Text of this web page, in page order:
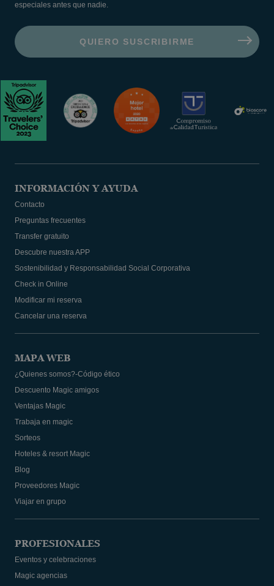
especiales antes que nadie.
INFORMACIÓN Y AYUDA
Contacto
Preguntas frecuentes
Transfer gratuito
Descubre nuestra APP
Sostenibilidad y Responsabilidad Social Corporativa
Check in Online
Modificar mi reserva
Cancelar una reserva
MAPA WEB
¿Quienes somos?-Código ético
Descuento Magic amigos
Ventajas Magic
Trabaja en magic
Sorteos
Hoteles & resort Magic
Blog
Proveedores Magic
Viajar en grupo
PROFESIONALES
Eventos y celebraciones
Magic agencias